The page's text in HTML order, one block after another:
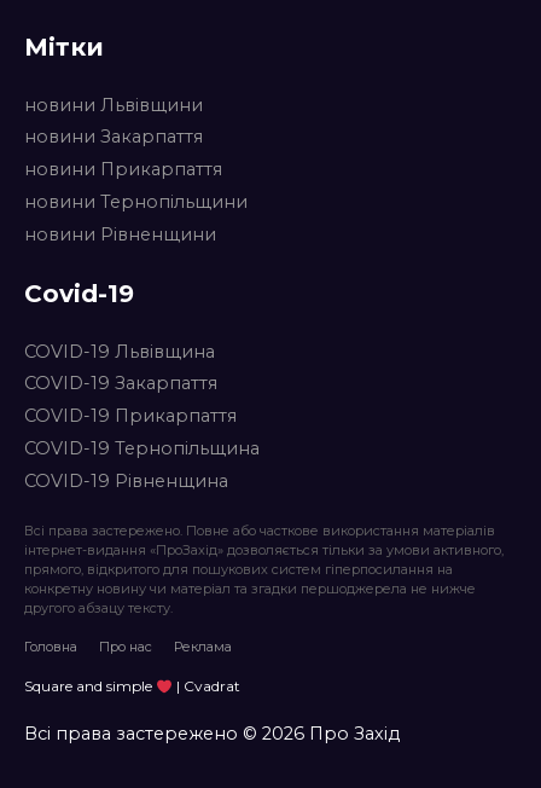
Мітки
новини Львівщини
новини Закарпаття
новини Прикарпаття
новини Тернопільщини
новини Рівненщини
Covid-19
COVID-19 Львівщина
COVID-19 Закарпаття
COVID-19 Прикарпаття
COVID-19 Тернопільщина
COVID-19 Рівненщина
Всі права застережено. Повне або часткове використання матеріалів
інтернет-видання «ПроЗахід» дозволяється тільки за умови активного,
прямого, відкритого для пошукових систем гіперпосилання на
конкретну новину чи матеріал та згадки першоджерела не нижче
другого абзацу тексту.
Головна Про нас Реклама
Square and simple | Cvadrat
Всі права застережено © 2026 Про Захід